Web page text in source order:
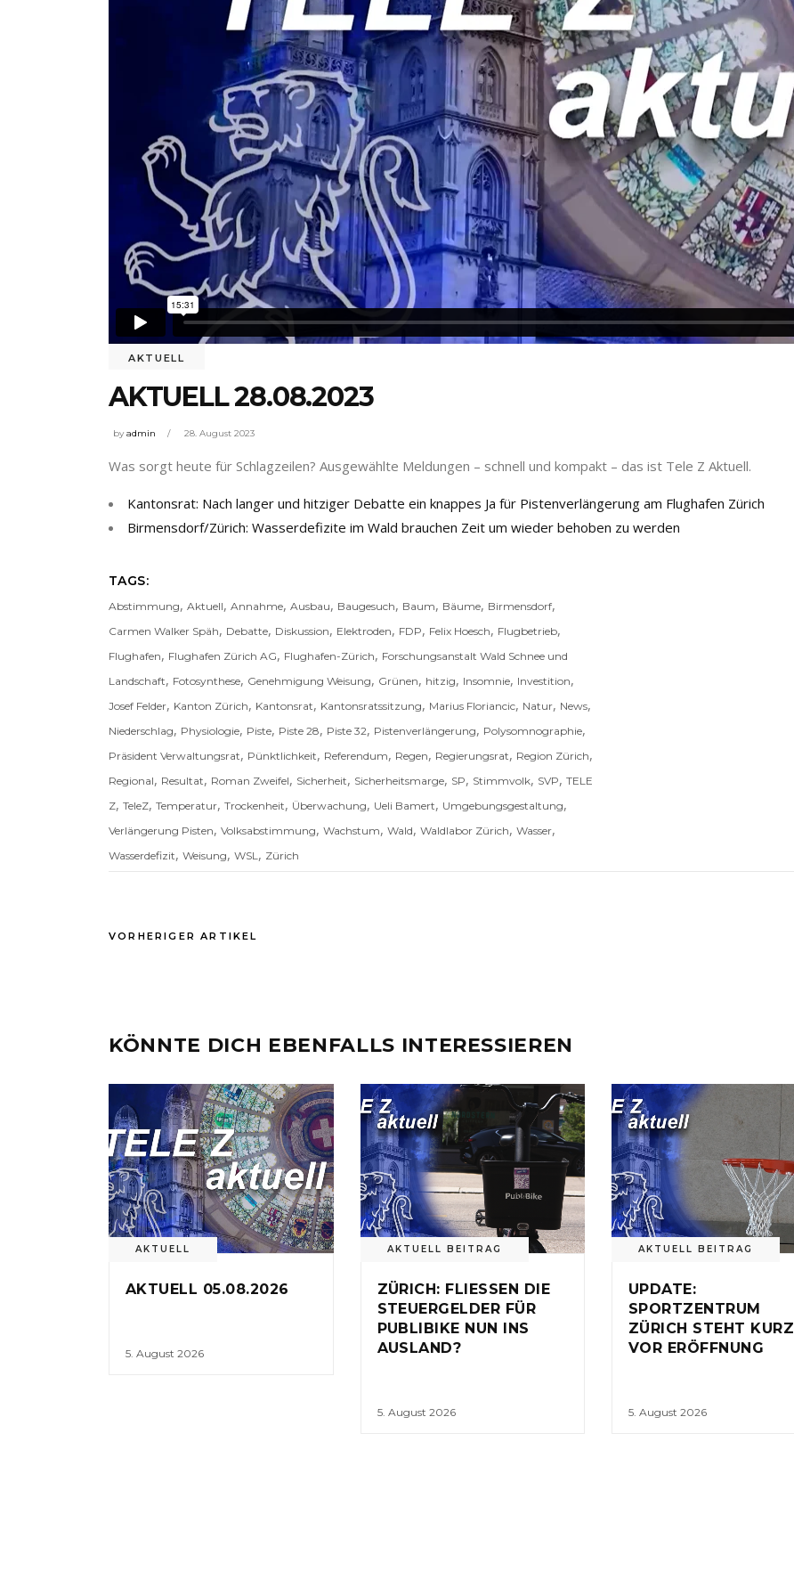
AKTUELL
AKTUELL 28.08.2023
byadmin 28. August 2023
Was sorgt heute für Schlagzeilen? Ausgewählte Meldungen – schnell und kompakt – das ist Tele Z Aktuell.
Kantonsrat: Nach langer und hitziger Debatte ein knappes Ja für Pistenverlängerung am Flughafen Zürich
Birmensdorf/Zürich: Wasserdefizite im Wald brauchen Zeit um wieder behoben zu werden
TAGS:
Abstimmung, Aktuell, Annahme, Ausbau, Baugesuch, Baum, Bäume, Birmensdorf,
Carmen Walker Späh, Debatte, Diskussion, Elektroden, FDP, Felix Hoesch, Flugbetrieb,
Flughafen, Flughafen Zürich AG, Flughafen-Zürich, Forschungsanstalt Wald Schnee und
Landschaft, Fotosynthese, Genehmigung Weisung, Grünen, hitzig, Insomnie, Investition,
Josef Felder, Kanton Zürich, Kantonsrat, Kantonsratssitzung, Marius Floriancic, Natur, News,
Niederschlag, Physiologie, Piste, Piste 28, Piste 32, Pistenverlängerung, Polysomnographie,
Präsident Verwaltungsrat, Pünktlichkeit, Referendum, Regen, Regierungsrat, Region Zürich,
Regional, Resultat, Roman Zweifel, Sicherheit, Sicherheitsmarge, SP, Stimmvolk, SVP, TELE
Z, TeleZ, Temperatur, Trockenheit, Überwachung, Ueli Bamert, Umgebungsgestaltung,
Verlängerung Pisten, Volksabstimmung, Wachstum, Wald, Waldlabor Zürich, Wasser,
Wasserdefizit, Weisung, WSL, Zürich
VORHERIGER ARTIKEL
KÖNNTE DICH EBENFALLS INTERESSIEREN
AKTUELL
AKTUELL 05.08.2026
5. August 2026
AKTUELL BEITRAG
ZÜRICH: FLIESSEN DIE
STEUERGELDER FÜR
PUBLIBIKE NUN INS
AUSLAND?
5. August 2026
AKTUELL BEITRAG
UPDATE:
SPORTZENTRUM
ZÜRICH STEHT KURZ
VOR ERÖFFNUNG
5. August 2026